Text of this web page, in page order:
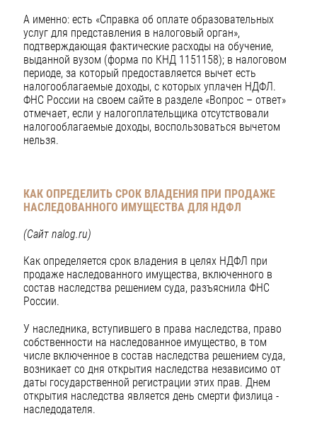
А именно: есть «Справка об оплате образовательных
услуг для представления в налоговый орган»,
подтверждающая фактические расходы на обучение,
выданной вузом (форма по КНД 1151158); в налоговом
периоде, за который предоставляется вычет есть
налогооблагаемые доходы, с которых уплачен НДФЛ.
ФНС России на своем сайте в разделе «Вопрос – ответ»
отмечает, если у налогоплательщика отсутствовали
налогооблагаемые доходы, воспользоваться вычетом
нельзя.
КАК ОПРЕДЕЛИТЬ СРОК ВЛАДЕНИЯ ПРИ ПРОДАЖЕ
НАСЛЕДОВАННОГО ИМУЩЕСТВА ДЛЯ НДФЛ
(Сайт nalog.ru)
Как определяется срок владения в целях НДФЛ при
продаже наследованного имущества, включенного в
состав наследства решением суда, разъяснила ФНС
России.
У наследника, вступившего в права наследства, право
собственности на наследованное имущество, в том
числе включенное в состав наследства решением суда,
возникает со дня открытия наследства независимо от
даты государственной регистрации этих прав. Днем
открытия наследства является день смерти физлица -
наследодателя.